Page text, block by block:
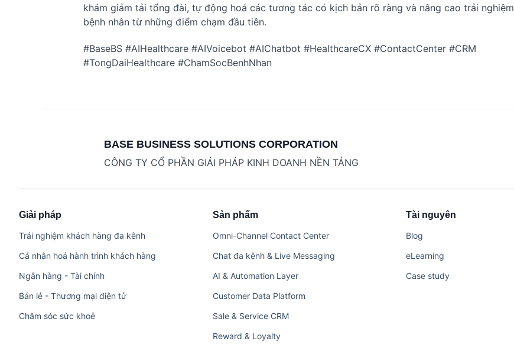
khám giảm tải tổng đài, tự động hoá các tương tác có kịch bản rõ ràng và nâng cao trải nghiệm
bệnh nhân từ những điểm chạm đầu tiên.
#BaseBS #AIHealthcare #AIVoicebot #AIChatbot #HealthcareCX #ContactCenter #CRM
#TongDaiHealthcare #ChamSocBenhNhan
BASE BUSINESS SOLUTIONS CORPORATION
CÔNG TY CỔ PHẦN GIẢI PHÁP KINH DOANH NỀN TẢNG
Giải pháp
Trải nghiệm khách hàng đa kênh
Cá nhân hoá hành trình khách hàng
Ngân hàng - Tài chính
Bán lẻ - Thương mại điện tử
Chăm sóc sức khoẻ
Sản phẩm
Omni-Channel Contact Center
Chat đa kênh & Live Messaging
AI & Automation Layer
Customer Data Platform
Sale & Service CRM
Reward & Loyalty
Tài nguyên
Blog
eLearning
Case study